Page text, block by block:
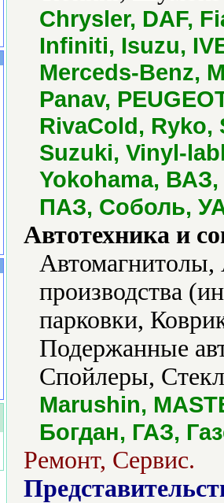
Chrysler, DAF,
Infiniti, Isuzu,
Merceds-Benz,
Panav,
RivaCold, Ryko,
Suzuki, Vinyl-
Yokohama,
ПАЗ, Соболь,
Автотехника и
Автомагнитолы,
производства
парковки,
Подержанные
Спойлеры,
Marushin,
Богдан, ГАЗ,
Ремонт, Сервис.